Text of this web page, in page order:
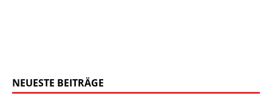
NEUESTE BEITRÄGE